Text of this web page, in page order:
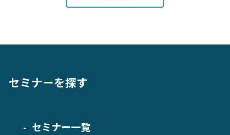
セミナーを探す
セミナー一覧